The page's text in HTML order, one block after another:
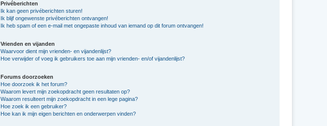
Privéberichten
Ik kan geen privéberichten sturen!
Ik blijf ongewenste privéberichten ontvangen!
Ik heb spam of een e-mail met ongepaste inhoud van iemand op dit forum ontvangen!
Vrienden en vijanden
Waarvoor dient mijn vrienden- en vijandenlijst?
Hoe verwijder of voeg ik gebruikers toe aan mijn vrienden- en/of vijandenlijst?
Forums doorzoeken
Hoe doorzoek ik het forum?
Waarom levert mijn zoekopdracht geen resultaten op?
Waarom resulteert mijn zoekopdracht in een lege pagina?
Hoe zoek ik een gebruiker?
Hoe kan ik mijn eigen berichten en onderwerpen vinden?